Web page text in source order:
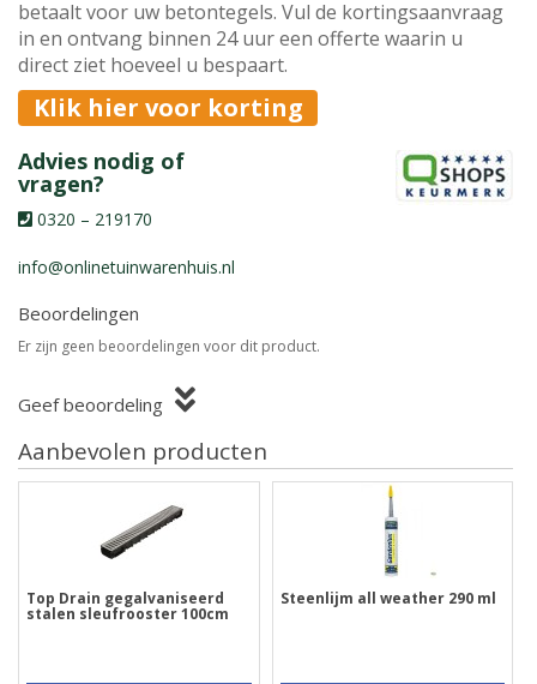
betaalt voor uw betontegels. Vul de kortingsaanvraag
in en ontvang binnen 24 uur een offerte waarin u
direct ziet hoeveel u bespaart.
Klik hier voor korting
Advies nodig of
vragen?
0320 – 219170
info@onlinetuinwarenhuis.nl
Beoordelingen
Er zijn geen beoordelingen voor dit product.
Geef beoordeling
Aanbevolen producten
Top Drain gegalvaniseerd
stalen sleufrooster 100cm
Steenlijm all weather 290 ml